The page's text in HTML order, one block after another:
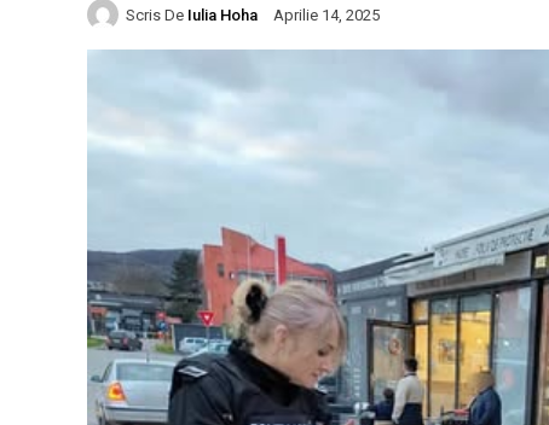
Scris De Iulia Hoha Aprilie 14, 2025